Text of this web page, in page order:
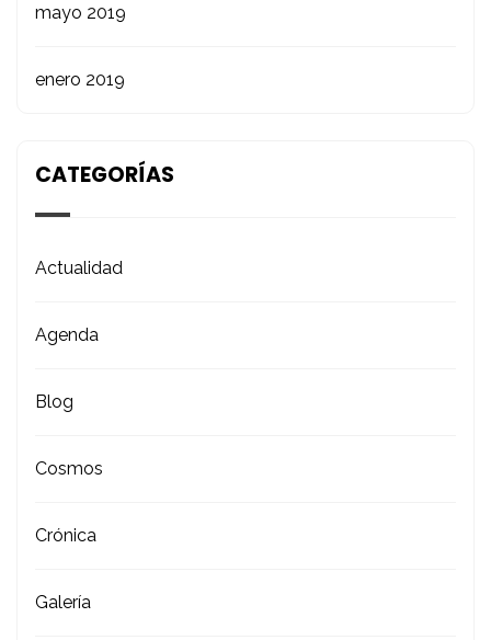
mayo 2019
enero 2019
CATEGORÍAS
Actualidad
Agenda
Blog
Cosmos
Crónica
Galería